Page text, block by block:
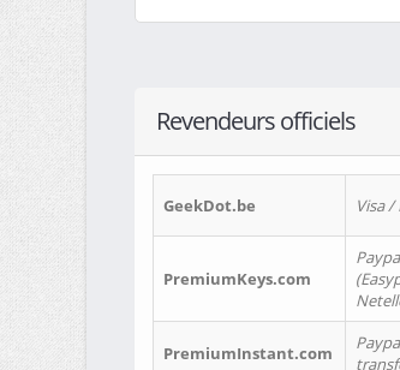
Revendeurs officiels
GeekDot.be Visa
PremiumKeys.com
PremiumInstant.com